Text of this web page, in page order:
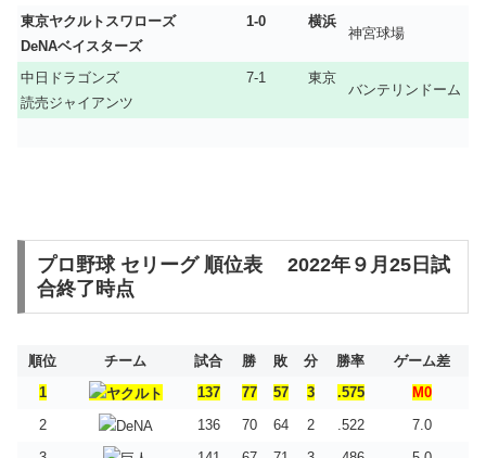
東京ヤクルトスワローズ 1-0 横浜
DeNAベイスターズ
神宮球場
中日ドラゴンズ 7-1 東京
読売ジャイアンツ
バンテリンドーム
プロ野球 セリーグ 順位表 2022年９月25日試
合終了時点
順位 チーム 試合 勝 敗 分 勝率
ゲーム差
1
137 77 57 3 .575
M0
2
136 70 64 2 .522
7.0